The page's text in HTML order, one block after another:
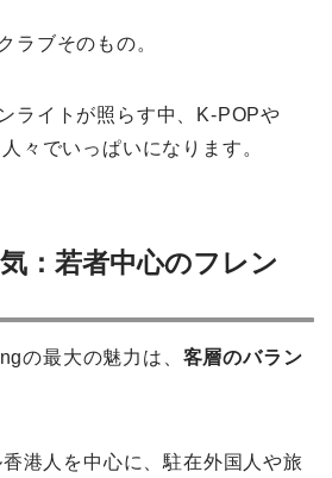
ラブそのもの。
ライトが照らす中、K-POPや
々でいっぱいになります。
：若者中心のフレン
の最大の魅力は、 客層のバラン
港人を中心に、駐在外国人や旅